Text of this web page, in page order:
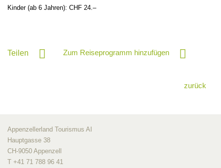
Kinder (ab 6 Jahren): CHF 24.–
Teilen Zum Reiseprogramm hinzufügen
zurück
Appenzellerland Tourismus AI
Hauptgasse 38
CH-9050 Appenzell
T +41 71 788 96 41